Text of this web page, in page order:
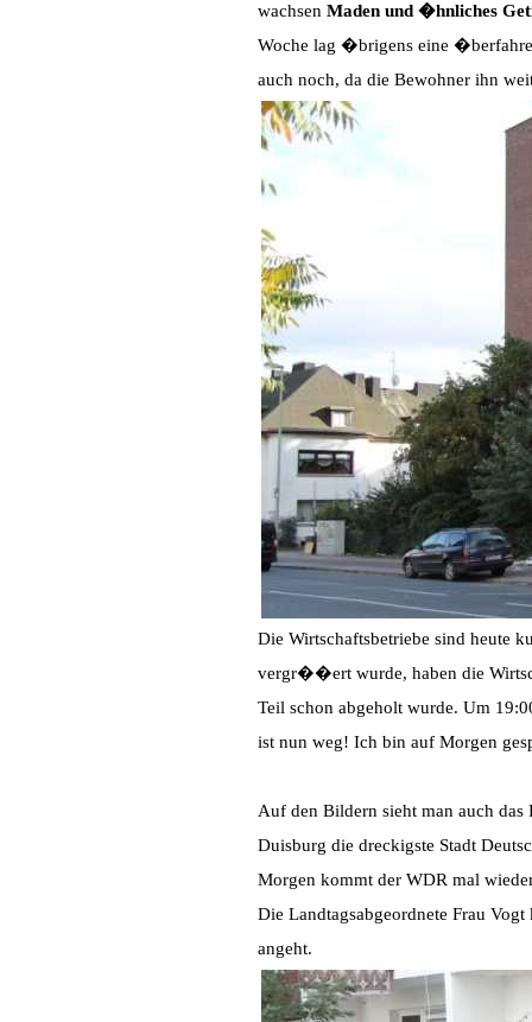
wachsen Maden und �hnliches
Woche lag �brigens eine
auch noch, da die Bewohner ihn
Die Wirtschaftsbetriebe sind heute
vergr��ert wurde, haben die
Teil schon abgeholt wurde. Um
ist nun weg! Ich bin auf Morgen
Auf den Bildern sieht man auch
Duisburg die dreckigste Stadt
Morgen kommt der WDR mal
Die Landtagsabgeordnete Frau
angeht.